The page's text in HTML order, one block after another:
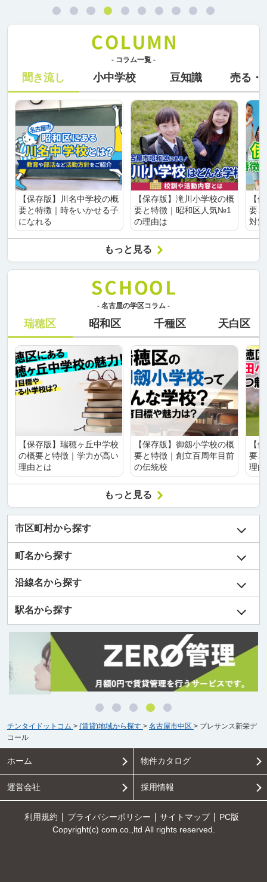
- コラム一覧 -
聞き流し 小中学校 豆知識 売る・
【保存版】川名中学校の概
要と特徴｜時をいかせる子
になれる
【保存版】滝川小学校の概
要と特徴｜昭和区人気№1
の理由は
【
要
対
もっと見る
- 名古屋の学区コラム -
瑞穂区 昭和区 千種区 天白区
【保存版】瑞穂ヶ丘中学校
の概要と特徴｜学力が高い
理由とは
【保存版】御劔小学校の概
要と特徴｜創立百周年目前
の伝統校
【
要
理
もっと見る
市区町村から探す
町名から探す
沿線名から探す
駅名から探す
チンタイドットコム > (賃貸)地域から探す > 名古屋市中区 > プレサンス新栄デ
コール
ホーム 物件カタログ
運営会社 採用情報
利用規約 プライバシーポリシー サイトマップ
PC版
Copyright(c) com.co.,ltd All rights reserved.